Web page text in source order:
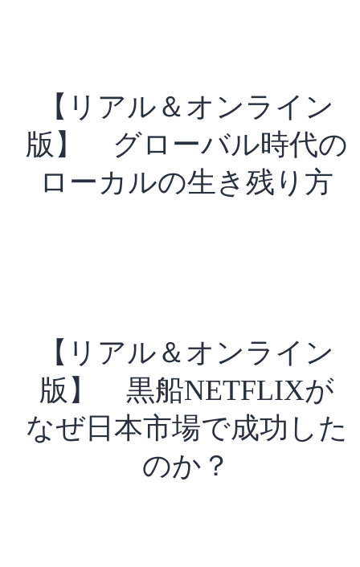
【リアル＆オンライン
版】 グローバル時代の
ローカルの生き残り方
【リアル＆オンライン
版】 黒船NETFLIXが
なぜ日本市場で成功した
のか？